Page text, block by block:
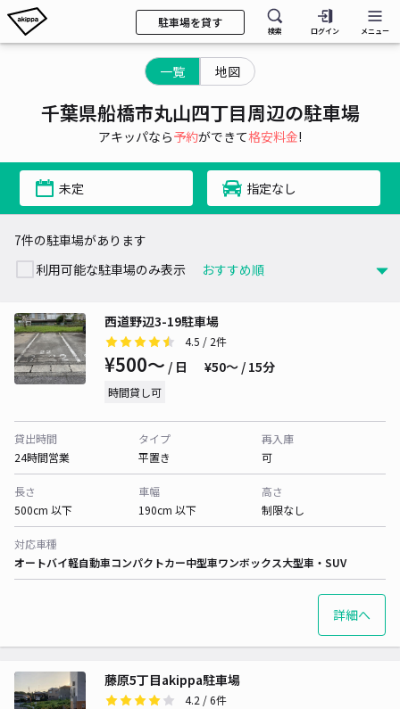
駐車場を貸す
検索 ログイン メニュー
一覧 地図
千葉県船橋市丸山四丁目周辺の駐車場
アキッパなら予約ができて格安料金!
未定 指定なし
7件の駐車場があります
利用可能な駐車場のみ表示
西道野辺3-19駐車場
4.5 / 2件
¥500〜 / 日 ¥50〜 / 15分
時間貸し可
貸出時間
24時間営業
タイプ
平置き
再入庫
可
長さ
500cm 以下
車幅
190cm 以下
高さ
制限なし
対応車種
オートバイ軽自動車コンパクトカー中型車ワンボックス大型車・SUV
詳細へ
藤原5丁目akippa駐車場
4.2 / 6件